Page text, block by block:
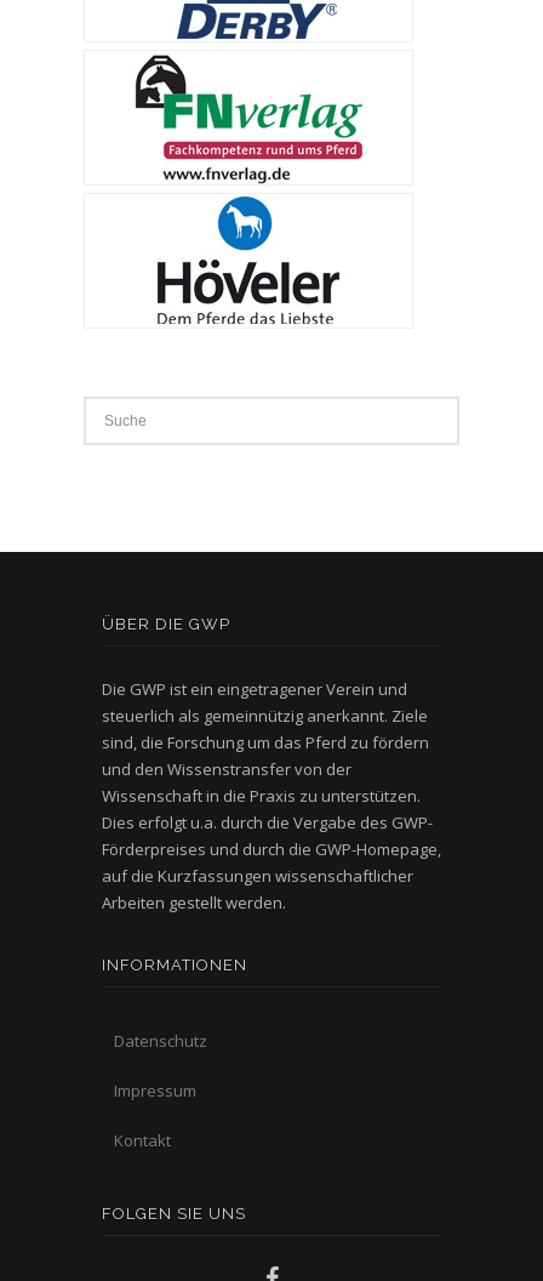
ÜBER DIE GWP
Die GWP ist ein eingetragener Verein und
steuerlich als gemeinnützig anerkannt. Ziele
sind, die Forschung um das Pferd zu fördern
und den Wissenstransfer von der
Wissenschaft in die Praxis zu unterstützen.
Dies erfolgt u.a. durch die Vergabe des GWP-
Förderpreises und durch die GWP-Homepage,
auf die Kurzfassungen wissenschaftlicher
Arbeiten gestellt werden.
INFORMATIONEN
Datenschutz
Impressum
Kontakt
FOLGEN SIE UNS